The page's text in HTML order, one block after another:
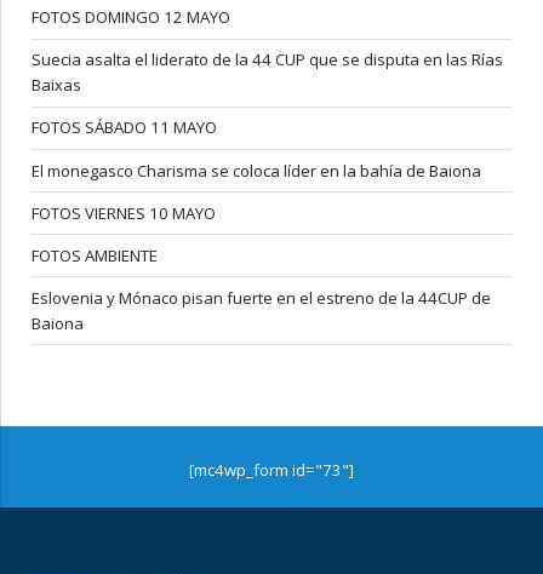
FOTOS DOMINGO 12 MAYO
Suecia asalta el liderato de la 44 CUP que se disputa en las Rías
Baixas
FOTOS SÁBADO 11 MAYO
El monegasco Charisma se coloca líder en la bahía de Baiona
FOTOS VIERNES 10 MAYO
FOTOS AMBIENTE
Eslovenia y Mónaco pisan fuerte en el estreno de la 44CUP de
Baiona
[mc4wp_form id="73"]